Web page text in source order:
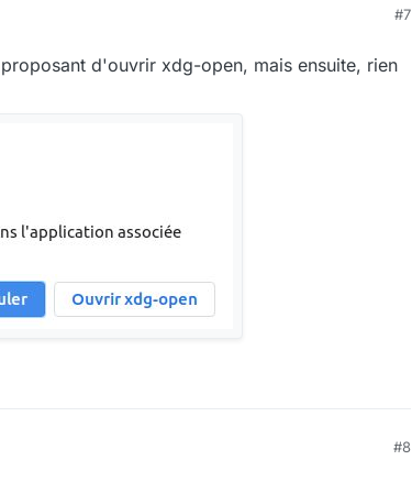
#7
d'ouvrir xdg-open, mais ensuite, rien
#8